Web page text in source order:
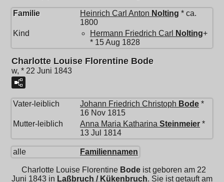
Familie Heinrich Carl Anton Nolting * ca.
1800
Kind
Hermann Friedrich Carl Nolting+
* 15 Aug 1828
Charlotte Louise Florentine Bode
w, * 22 Juni 1843
Vater-leiblich Johann Friedrich Christoph Bode *
16 Nov 1815
Mutter-leiblich
Anna Maria Katharina Steinmeier *
13 Jul 1814
alle Familiennamen
Charlotte Louise Florentine Bode ist geboren am 22
Juni 1843 in Laßbruch / Kükenbruch. Sie ist getauft am